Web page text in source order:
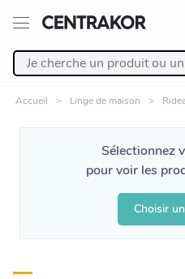
Nos Produits
Décoration
Linge de maison
Accueil Linge de maison
Sélectionnez
pour voir les
Choisir